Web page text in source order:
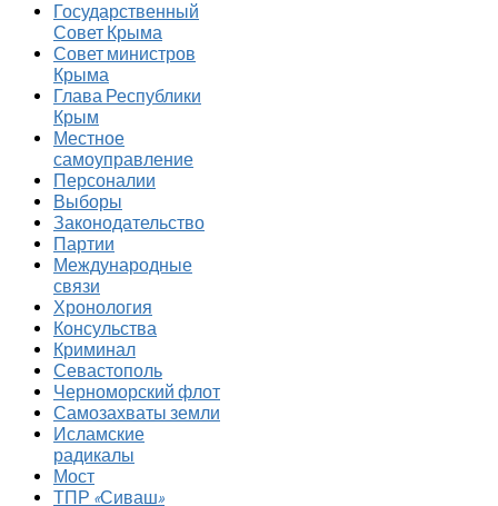
Государственный
Совет Крыма
Совет министров
Крыма
Глава Республики
Крым
Местное
самоуправление
Персоналии
Выборы
Законодательство
Партии
Международные
связи
Хронология
Консульства
Криминал
Севастополь
Черноморский флот
Самозахваты земли
Исламские
радикалы
Мост
ТПР «Сиваш»